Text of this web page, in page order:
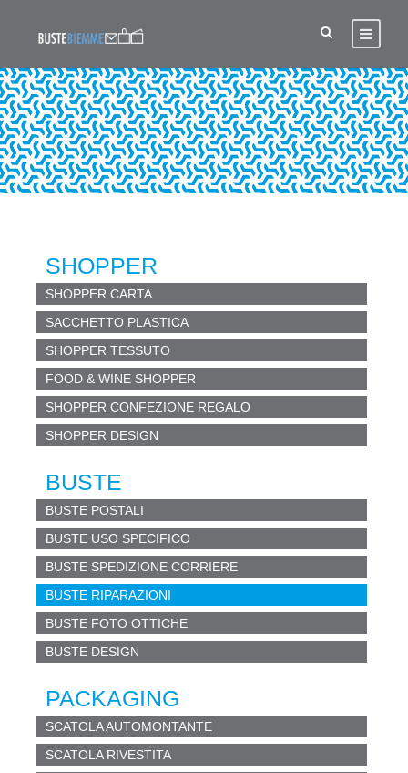
BUSTE RIPARAZIONI
SHOPPER
SHOPPER CARTA
SACCHETTO PLASTICA
SHOPPER TESSUTO
FOOD & WINE SHOPPER
SHOPPER CONFEZIONE REGALO
SHOPPER DESIGN
BUSTE
BUSTE POSTALI
BUSTE USO SPECIFICO
BUSTE SPEDIZIONE CORRIERE
BUSTE RIPARAZIONI
BUSTE FOTO OTTICHE
BUSTE DESIGN
PACKAGING
SCATOLA AUTOMONTANTE
SCATOLA RIVESTITA